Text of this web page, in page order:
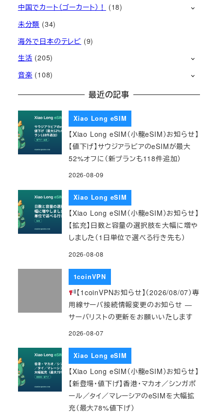
中国でカート（ゴーカート）！
(18)
未分類 (34)
海外で日本のテレビ (9)
生活 (205)
音楽 (108)
最近の記事
Xiao Long eSIM
【Xiao Long eSIM（小龍eSIM）お知らせ】
【値下げ】サウジアラビアのeSIMが最大
52%オフに（新プランも118件追加）
2026-08-09
Xiao Long eSIM
【Xiao Long eSIM（小龍eSIM）お知らせ】
【拡充】日数と容量の選択肢を大幅に増や
しました（1日単位で選べる行き先も）
2026-08-08
1coinVPN
【1coinVPNお知らせ】（2026/08/07）専
用線サーバ接続情報変更のお知らせ ―
サーバリストの更新をお願いいたします
2026-08-07
Xiao Long eSIM
【Xiao Long eSIM（小龍eSIM）お知らせ】
【新登場・値下げ】香港・マカオ／シンガポ
ール／タイ／マレーシアのeSIMを大幅拡
充（最大78%値下げ）